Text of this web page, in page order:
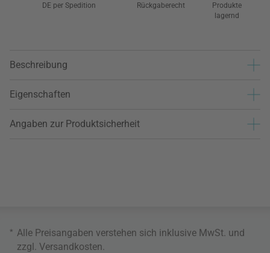
DE per Spedition
Rückgaberecht
Produkte
lagernd
Beschreibung
Eigenschaften
Angaben zur Produktsicherheit
* Alle Preisangaben verstehen sich inklusive MwSt. und
zzgl. Versandkosten